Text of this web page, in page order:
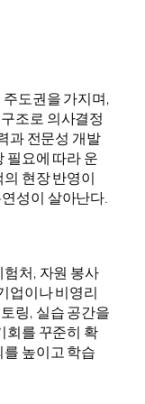
도권을 가지며,
조로 의사결정
과 전문성 개발
필요에 따라 운
현장 반영이
성이 살아난다.
처, 자원 봉사
업이나 비영리
링, 실습 공간을
회를 꾸준히 확
높이고 학습